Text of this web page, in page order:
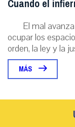
Cuando el
El mal
ocupar los
orden, la ley y la
MÁS